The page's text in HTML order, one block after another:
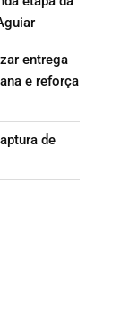
entrega
e reforça
de